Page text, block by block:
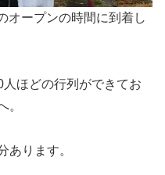
オープンの時間に到着し
ほどの行列ができてお
。
あります。